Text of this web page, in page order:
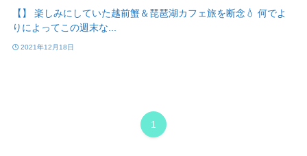
【】 楽しみにしていた越前蟹＆琵琶湖カフェ旅を断念💧 何でよ
りによってこの週末な...
2021年12月18日
1